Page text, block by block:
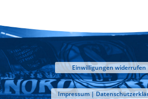
Einwilligungen widerrufen
Impressum |